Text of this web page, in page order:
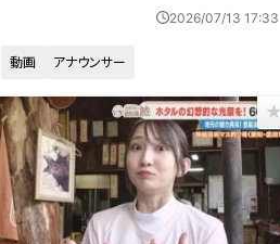
2026/07/13 17:33
動画 アナウンサー